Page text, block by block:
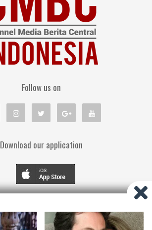
Follow us on
Download our application